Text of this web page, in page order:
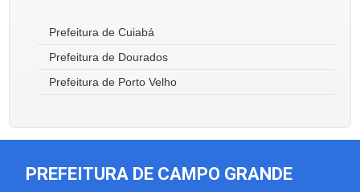
Prefeitura de Cuiabá
Prefeitura de Dourados
Prefeitura de Porto Velho
PREFEITURA DE CAMPO GRANDE